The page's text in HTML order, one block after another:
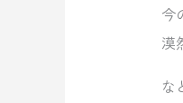
今
漠
な